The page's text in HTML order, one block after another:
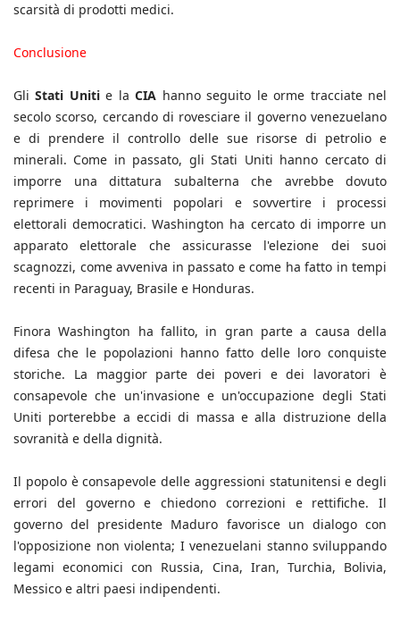
scarsità di prodotti medici.
Conclusione
GliStati Unitie laCIA hanno seguito le orme tracciate nel
secolo scorso, cercando di rovesciare il governo venezuelano
e di prendere il controllo delle sue risorse di petrolio e
minerali. Come in passato, gli Stati Uniti hanno cercato di
imporre una dittatura subalterna che avrebbe dovuto
reprimere i movimenti popolari e sovvertire i processi
elettorali democratici. Washington ha cercato di imporre un
apparato elettorale che assicurasse l'elezione dei suoi
scagnozzi, come avveniva in passato e come ha fatto in tempi
recenti in Paraguay, Brasile e Honduras.
Finora Washington ha fallito, in gran parte a causa della
difesa che le popolazioni hanno fatto delle loro conquiste
storiche. La maggior parte dei poveri e dei lavoratori è
consapevole che un'invasione e un'occupazione degli Stati
Uniti porterebbe a eccidi di massa e alla distruzione della
sovranità e della dignità.
Il popolo è consapevole delle aggressioni statunitensi e degli
errori del governo e chiedono correzioni e rettifiche. Il
governo del presidente Maduro favorisce un dialogo con
l'opposizione non violenta; I venezuelani stanno sviluppando
legami economici con Russia, Cina, Iran, Turchia, Bolivia,
Messico e altri paesi indipendenti.